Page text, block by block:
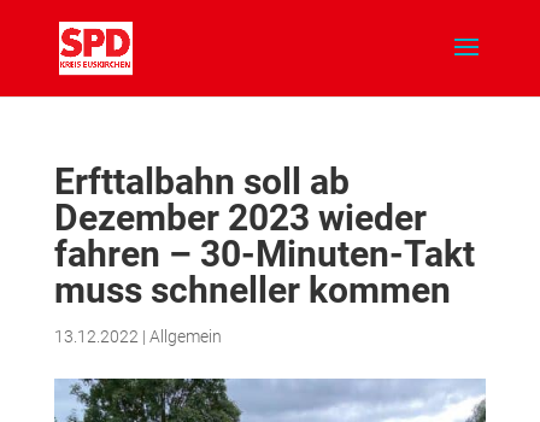
Erfttalbahn soll ab
Dezember 2023 wieder
fahren – 30-Minuten-Takt
muss schneller kommen
13.12.2022 | Allgemein